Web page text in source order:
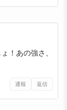
！あの強さ、
通報 返信